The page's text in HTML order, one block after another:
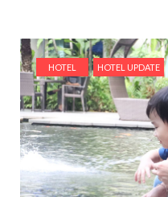
HOTEL HOTEL UPDATE